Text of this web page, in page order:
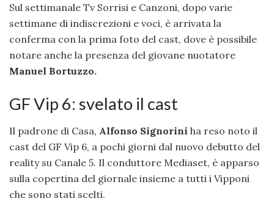
Sul settimanale Tv Sorrisi e Canzoni, dopo varie
settimane di indiscrezioni e voci, è arrivata la
conferma con la prima foto del cast, dove è possibile
notare anche la presenza del giovane nuotatore
Manuel Bortuzzo.
GF Vip 6: svelato il cast
Il padrone di Casa, Alfonso Signorini ha reso noto il
cast del GF Vip 6, a pochi giorni dal nuovo debutto del
reality su Canale 5. Il conduttore Mediaset, è apparso
sulla copertina del giornale insieme a tutti i Vipponi
che sono stati scelti.